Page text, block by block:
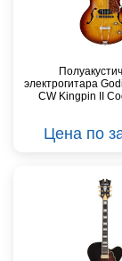
электрогитара
CW Kingpin II
Цена по